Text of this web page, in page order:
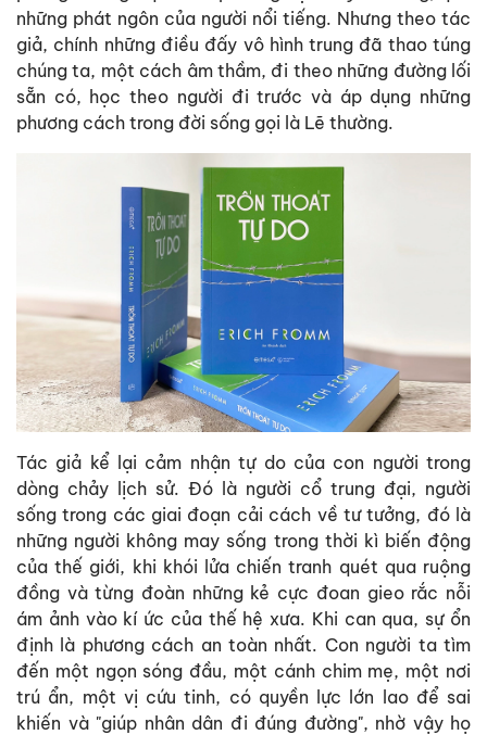
những phát ngôn của người nổi tiếng. Nhưng theo tác
giả, chính những điều đấy vô hình trung đã thao túng
chúng ta, một cách âm thầm, đi theo những đường lối
sẵn có, học theo người đi trước và áp dụng những
phương cách trong đời sống gọi là Lẽ thường.
Tác giả kể lại cảm nhận tự do của con người trong
dòng chảy lịch sử. Đó là người cổ trung đại, người
sống trong các giai đoạn cải cách về tư tưởng, đó là
những người không may sống trong thời kì biến động
của thế giới, khi khói lửa chiến tranh quét qua ruộng
đồng và từng đoàn những kẻ cực đoan gieo rắc nỗi
ám ảnh vào kí ức của thế hệ xưa. Khi can qua, sự ổn
định là phương cách an toàn nhất. Con người ta tìm
đến một ngọn sóng đầu, một cánh chim mẹ, một nơi
trú ẩn, một vị cứu tinh, có quyền lực lớn lao để sai
khiến và "giúp nhân dân đi đúng đường", nhờ vậy họ